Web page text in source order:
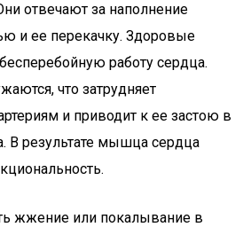
отвечают за наполнение
и ее перекачку. Здоровые
работу сердца.
что затрудняет
и приводит к ее застою в
В результате мышца сердца
жжение или покалывание в